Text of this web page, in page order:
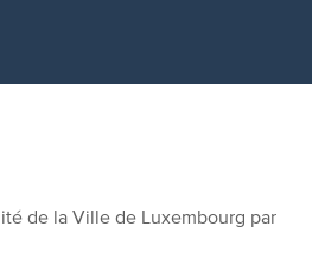
de la Ville de Luxembourg par